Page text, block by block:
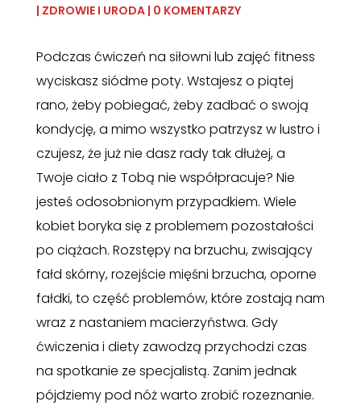
| ZDROWIE I URODA| 0 KOMENTARZY
Podczas ćwiczeń na siłowni lub zajęć fitness
wyciskasz siódme poty. Wstajesz o piątej
rano, żeby pobiegać, żeby zadbać o swoją
kondycję, a mimo wszystko patrzysz w lustro i
czujesz, że już nie dasz rady tak dłużej, a
Twoje ciało z Tobą nie współpracuje? Nie
jesteś odosobnionym przypadkiem. Wiele
kobiet boryka się z problemem pozostałości
po ciążach. Rozstępy na brzuchu, zwisający
fałd skórny, rozejście mięśni brzucha, oporne
fałdki, to część problemów, które zostają nam
wraz z nastaniem macierzyństwa. Gdy
ćwiczenia i diety zawodzą przychodzi czas
na spotkanie ze specjalistą. Zanim jednak
pójdziemy pod nóż warto zrobić rozeznanie.